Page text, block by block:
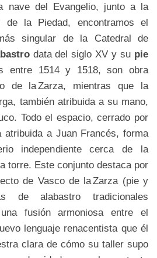
nave del Evangelio, junto a la
la Piedad, encontramos el
singular de la Catedral de
data del siglo XV y su pie
entre 1514 y 1518, son obra
de la Zarza, mientras que la
también atribuida a su mano,
. Todo el espacio, cerrado por
atribuida a Juan Francés, forma
independiente cerca de la
torre. Este conjunto destaca por
de Vasco de la Zarza (pie y
de alabastro tradicionales
fusión armoniosa entre el
lenguaje renacentista que él
clara de cómo su taller supo